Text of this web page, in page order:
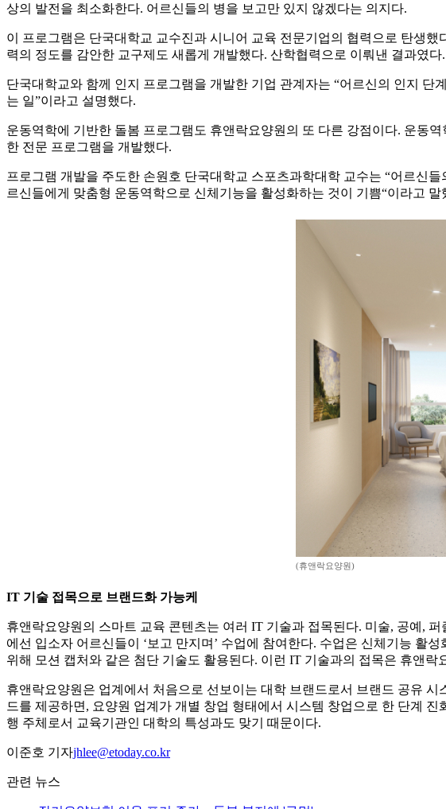
상의 발전을 최소화한다. 어르신들의 병을 보고만 있지 않겠다는 의지다.
이 프로그램은 단국대학교 교수진과 시니어 교육 전문기업의 협력으로 탄생
력의 정도를 감안한 교구제도 새롭게 개발했다. 산학협력으로 이뤄낸 결과였다.
단국대학교와 함께 인지 프로그램을 개발한 기업 관계자는 “어르신의 인지
는 일”이라고 설명했다.
운동역학에 기반한 돌봄 프로그램도 휴앤락요양원의 또 다른 강점이다. 운동
한 전문 프로그램을 개발했다.
프로그램 개발을 주도한 손원호 단국대학교 스포츠과학대학 교수는 “어르신
르신들에게 맞춤형 운동역학으로 신체기능을 활성화하는 것이 기쁨“이라고 말
(휴앤락요양원)
IT 기술 접목으로 브랜드화 가능케
휴앤락요양원의 스마트 교육 콘텐츠는 여러 IT 기술과 접목된다. 미술, 공예,
에선 입소자 어르신들이 ‘보고 만지며’ 수업에 참여한다. 수업은 신체기능 활
위해 모션 캡처와 같은 첨단 기술도 활용된다. 이런 IT 기술과의 접목은 휴앤
휴앤락요양원은 업계에서 처음으로 선보이는 대학 브랜드로서 브랜드 공유
드를 제공하면, 요양원 업계가 개별 창업 형태에서 시스템 창업으로 한 단계
행 주체로서 교육기관인 대학의 특성과도 맞기 때문이다.
이준호 기자jhlee@etoday.co.kr
관련 뉴스